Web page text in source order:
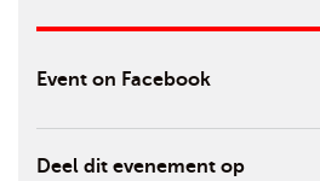
Event on Facebook
Deel dit evenement op